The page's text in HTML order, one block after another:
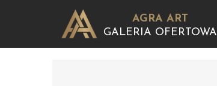
AGRA ART
GALERIA OFERTOWA